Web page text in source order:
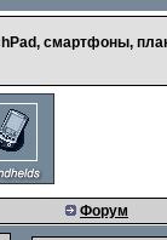
смартфоны,
Форум